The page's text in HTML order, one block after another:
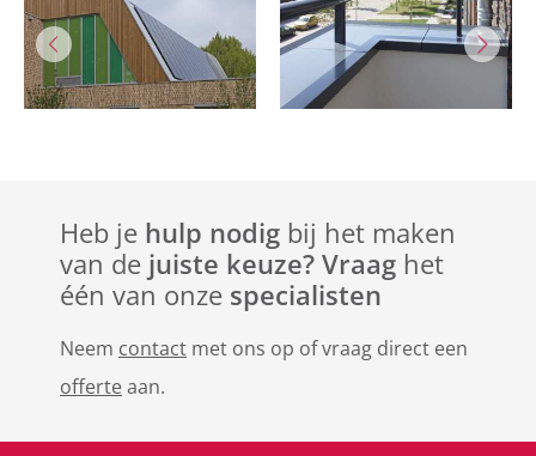
Heb je hulp nodig bij het maken
van de juiste keuze? Vraag het
één van onze specialisten
Neem contact met ons op of vraag direct een
offerteaan.